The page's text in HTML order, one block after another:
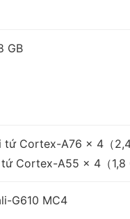
GB
tứ Cortex-A76 × 4（
Cortex-A55 × 4（1,8
G610 MC4